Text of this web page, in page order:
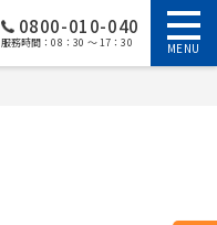
0800-010-040
服務時間：08：30 ～ 17：30 MENU